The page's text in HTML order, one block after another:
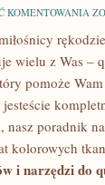
KOMENTOWANIA
wielu z Was –
pomoże
nasz⁤ poradnik
kolorowych
i narzędzi do